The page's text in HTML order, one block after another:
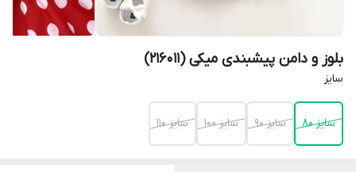
بلوز و دامن پیشبندی میکی (216011)
سایز
سایز 80 سایز 90 سایز 100 سایز 110